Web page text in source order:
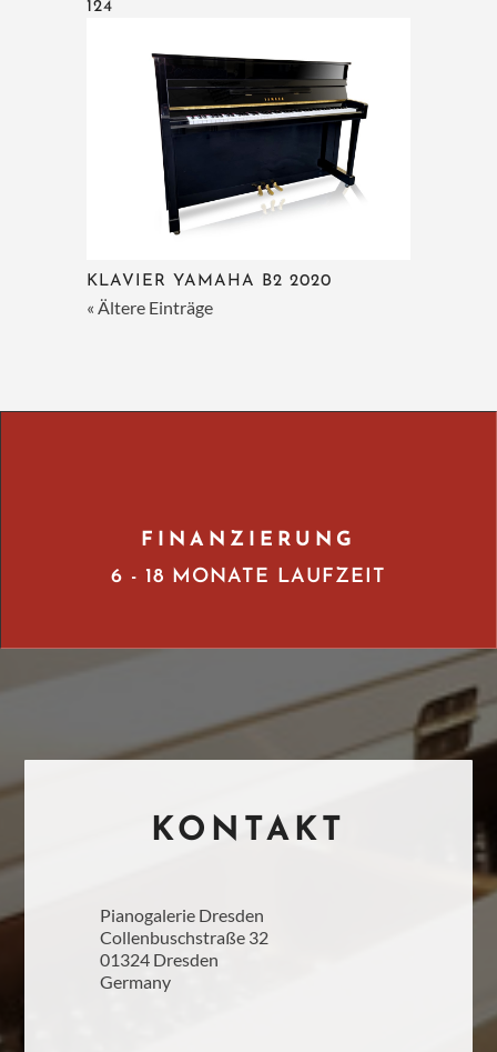
124
KLAVIER YAMAHA B2 2020
« Ältere Einträge
FINANZIERUNG
6 - 18 MONATE LAUFZEIT
KONTAKT
Pianogalerie Dresden
Collenbuschstraße 32
01324 Dresden
Germany